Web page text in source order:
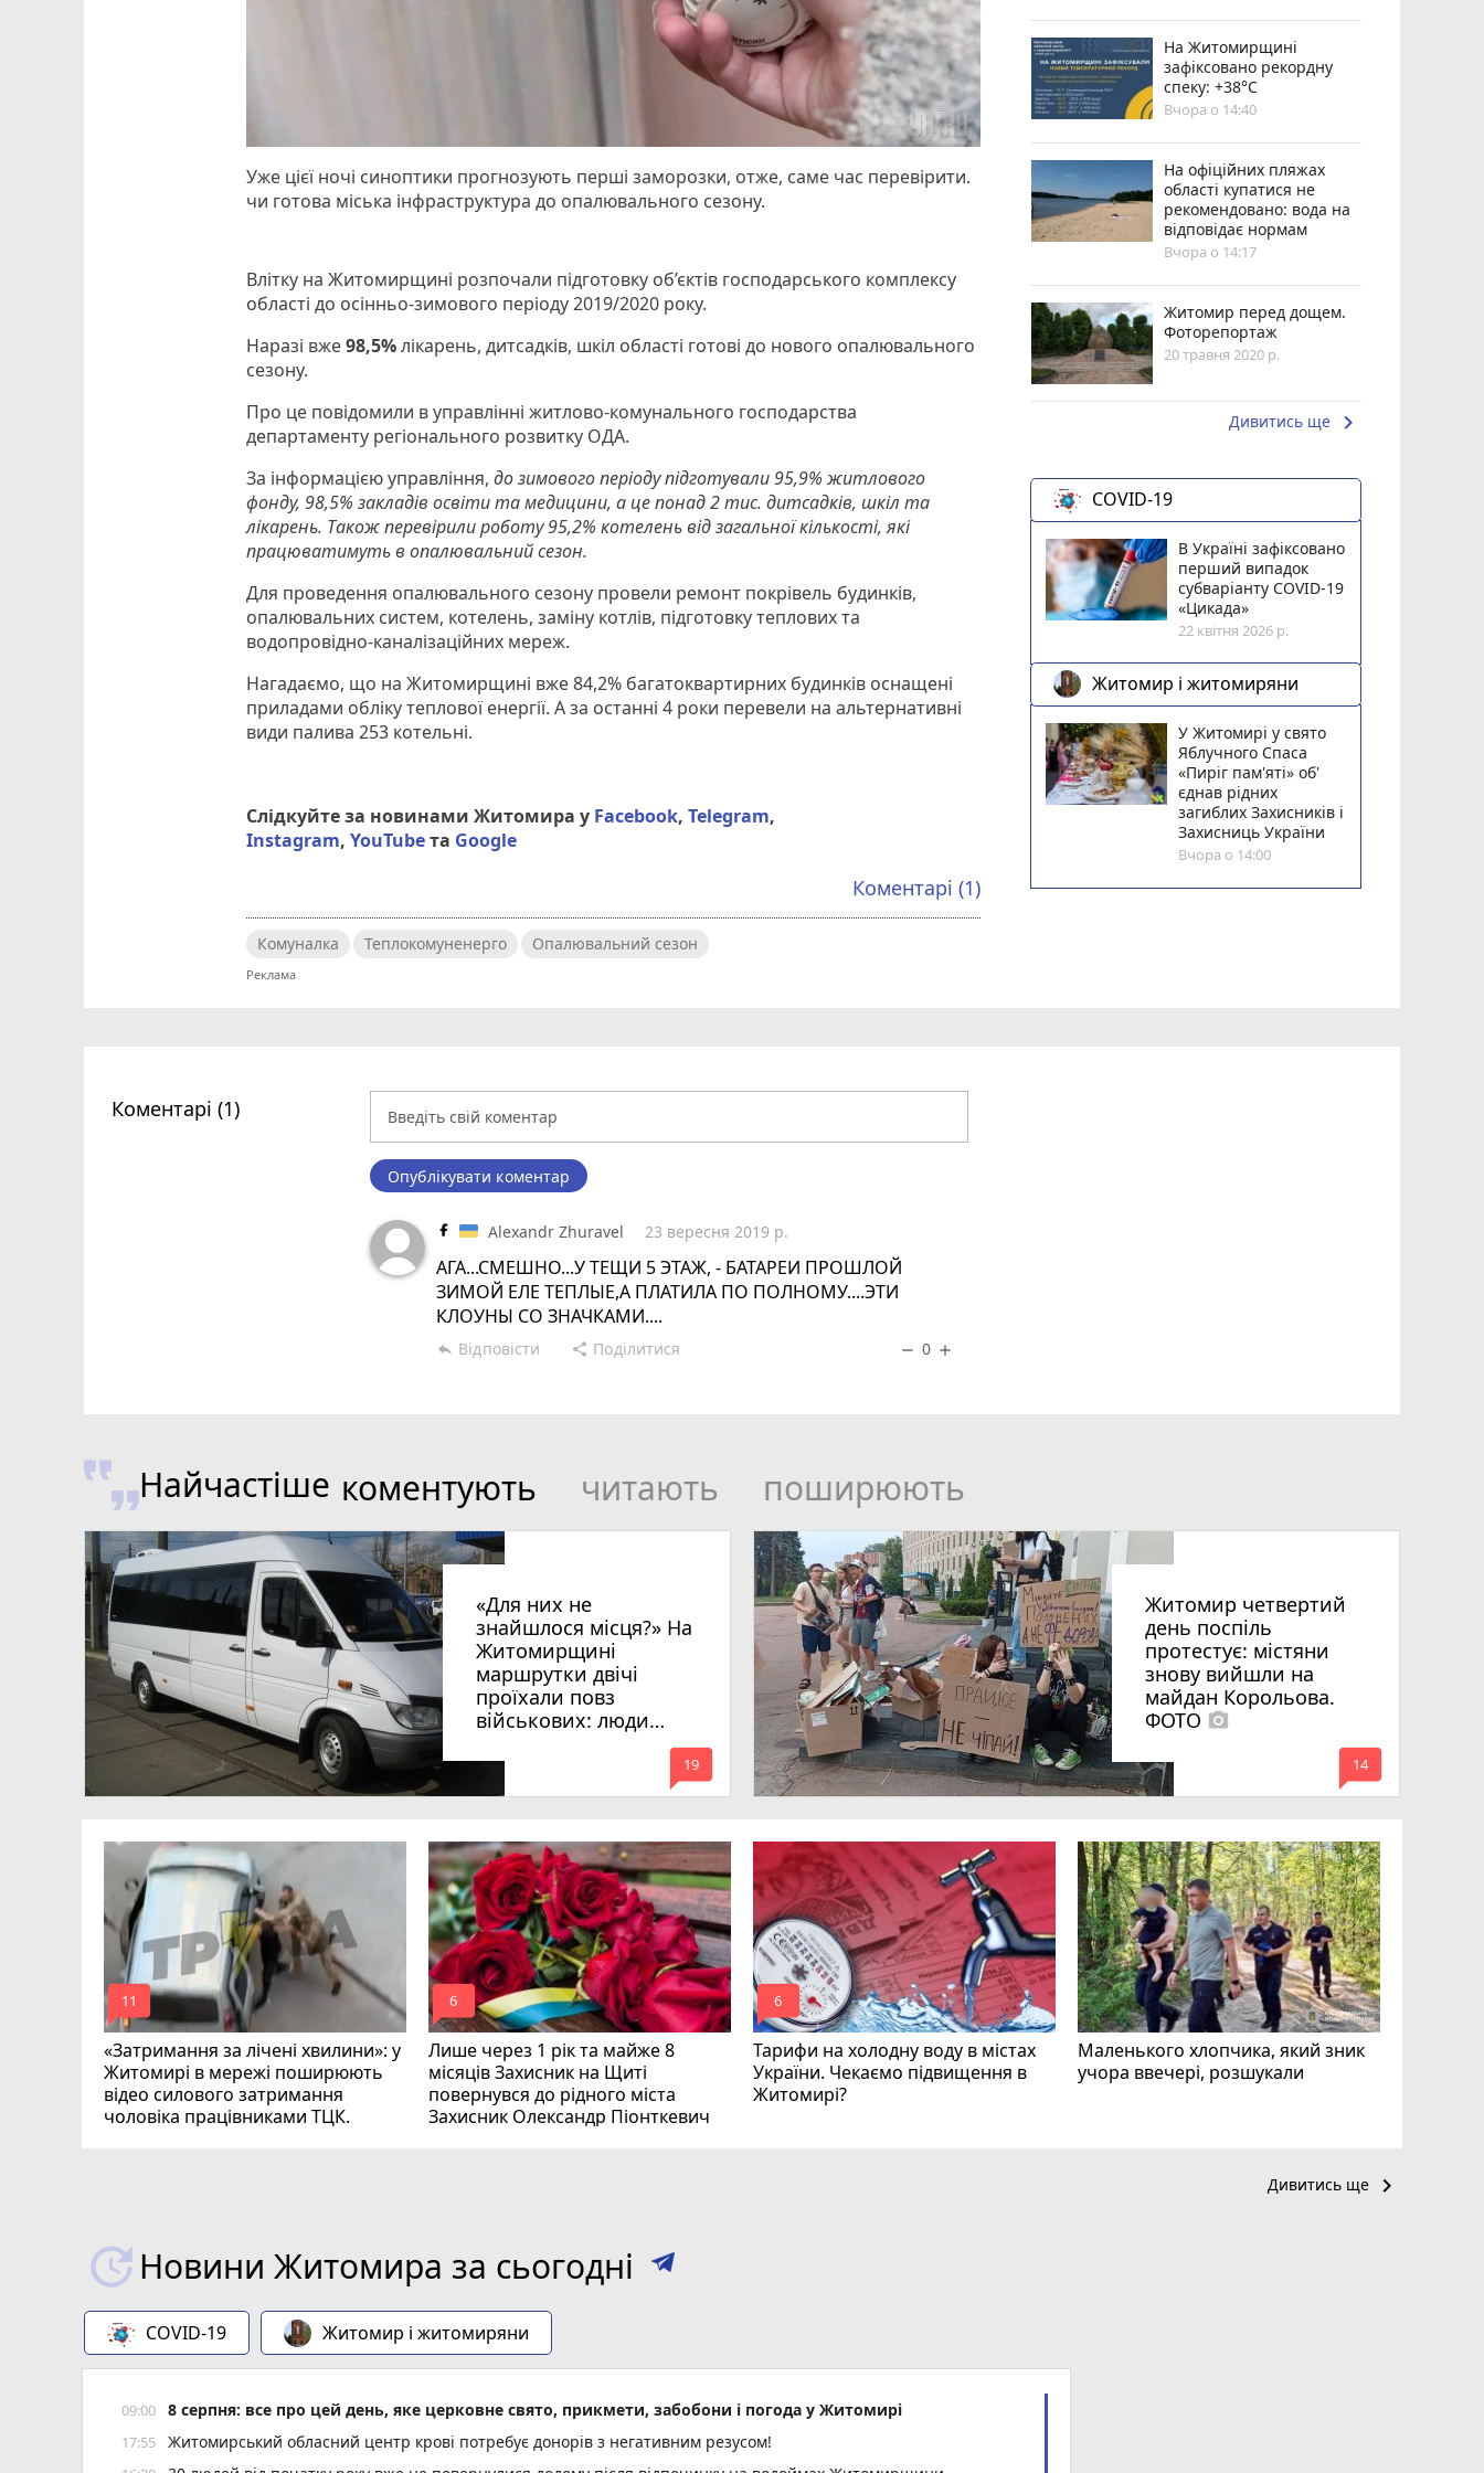
Уже цієї ночі синоптики прогнозують перші заморозки, отже, саме час перевірити.
чи готова міська інфраструктура до опалювального сезону.
Влітку на Житомирщині розпочали підготовку об’єктів господарського комплексу
області до осінньо-зимового періоду 2019/2020 року.
Наразі вже98,5%лікарень, дитсадків, шкіл області готові до нового опалювального
сезону.
Про це повідомили в управлінні житлово-комунального господарства
департаменту регіонального розвитку ОДА.
За інформацією управління,до зимового періоду підготували 95,9% житлового
фонду, 98,5% закладів освіти та медицини, а це понад 2 тис. дитсадків, шкіл та
лікарень. Також перевірили роботу 95,2% котелень від загальної кількості, які
працюватимуть в опалювальний сезон.
Для проведення опалювального сезону провели ремонт покрівель будинків,
опалювальних систем, котелень, заміну котлів, підготовку теплових та
водопровідно-каналізаційних мереж.
Нагадаємо, що на Житомирщині вже 84,2% багатоквартирних будинків оснащені
приладами обліку теплової енергії. А за останні 4 роки перевели на альтернативні
види палива 253 котельні.
Слідкуйте за новинами Житомира у Facebook,Telegram,
Instagram,YouTubeта Google
Коментарі (1)
Комуналка Теплокомуненерго Опалювальний сезон
Н️а Житомирщині
зафіксовано рекордну
спеку: +38°C
Вчора о 14:40
На офіційних пляжах
області купатися не
рекомендовано: вода на
відповідає нормам
Вчора о 14:17
Житомир перед дощем.
Фоторепортаж
20 травня 2020 р.
Дивитись ще keyboard_arrow_right
COVID-19
В Україні зафіксовано
перший випадок
субваріанту COVID-19
«Цикада»
22 квітня 2026 р.
Житомир і житомиряни
У Житомирі у свято
Яблучного Спаса
«Пиріг пам'яті» об'
єднав рідних
загиблих Захисників і
Захисниць України
Вчора о 14:00
Коментарі (1)
Опублікувати коментар
Alexandr Zhuravel 23 вересня 2019 р.
АГА...СМЕШНО...У ТЕЩИ 5 ЭТАЖ, - БАТАРЕИ ПРОШЛОЙ
ЗИМОЙ ЕЛЕ ТЕПЛЫЕ,А ПЛАТИЛА ПО ПОЛНОМУ....ЭТИ
КЛОУНЫ СО ЗНАЧКАМИ....
reply Відповісти share Поділитися remove 0 add
Найчастіше коментують читають поширюють
«Для них не
знайшлося місця?» На
Житомирщині
маршрутки двічі
проїхали повз
військових: люди
вимагають покарати
винних
mode_comment
19
Житомир четвертий
день поспіль
протестує: містяни
знову вийшли на
майдан Корольова.
ФОТО photo_camera
mode_comment
14
«Затримання за лічені хвилини»: у
Житомирі в мережі поширюють
відео силового затримання
чоловіка працівниками ТЦК.
mode_comment
11
Лише через 1 рік та майже 8
місяців Захисник на Щиті
повернувся до рідного міста
Захисник Олександр Піонткевич
mode_comment
6
Тарифи на холодну воду в містах
України. Чекаємо підвищення в
Житомирі?
mode_comment
6
Маленького хлопчика, який зник
учора ввечері, розшукали
Дивитись ще keyboard_arrow_right
Новини Житомира за сьогодні
COVID-19 Житомир і житомиряни
09:00 8 серпня: все про цей день, яке церковне свято, прикмети, забобони і погода у Житомирі
17:55 Житомирський обласний центр крові потребує донорів з негативним резусом!